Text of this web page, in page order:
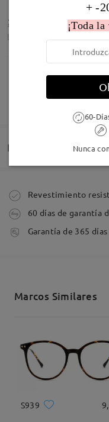
≽(◉˕ ◉ ≼マ
by
Aug 7 , 2026
Entrega
Pedido realizado
Fabricación
Llegado
Revestimiento
60 días de garantía
Garantía de 365 días
Marcos Similares
S939
+ -
¡Toda
60-
Nunca